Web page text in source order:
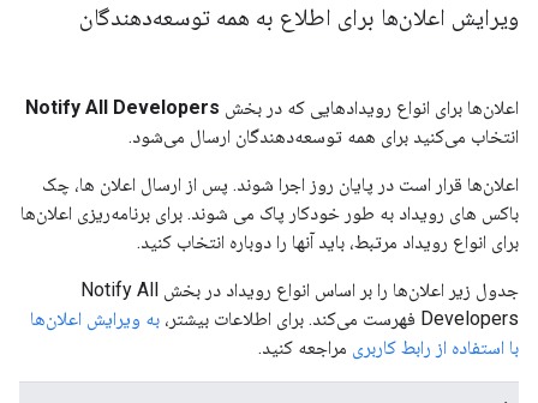
ویرایش اعلان‌ها برای اطلاع به همه توسعه‌دهندگان
اعلان‌ها برای انواع رویدادهایی که در بخش Notify All Developers
انتخاب می‌کنید برای همه توسعه‌دهندگان ارسال می‌شود.
اعلان‌ها قرار است در پایان روز اجرا شوند. پس از ارسال اعلان ها، چک
باکس های رویداد به طور خودکار پاک می شوند. برای برنامه‌ریزی اعلان‌ها
برای انواع رویداد مرتبط، باید آنها را دوباره انتخاب کنید.
جدول زیر اعلان‌ها را بر اساس انواع رویداد در بخش Notify All
Developers فهرست می‌کند. برای اطلاعات بیشتر،
به ویرایش اعلان‌ها
با استفاده از رابط کاربری مراجعه کنید.